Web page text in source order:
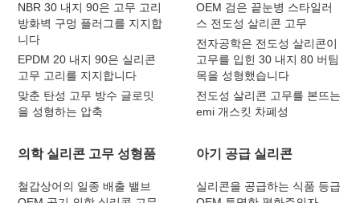
NBR 30 내지 90은 고무 고리
방화벽 구멍 플러그를 지지합
니다
EPDM 20 내지 90은 실리콘
고무 고리를 지지합니다
맞춘 탄성 고무 방수 글로밋
을 성형하는 압축
OEM 검은 끝눈병 스타일러
스 전도성 살리콘 고무
전자공학은 전도성 살리콘이
고무를 입힌 30 내지 80 버팀
목을 성형했습니다
전도성 살리콘 고무를 본뜨는
emi 개스킷 차폐성
의학 실리콘 고무 성형품
철갑상어의 일종 배출 밸브
아기 공급 실리콘
실리콘을 공급하는 식품 등급